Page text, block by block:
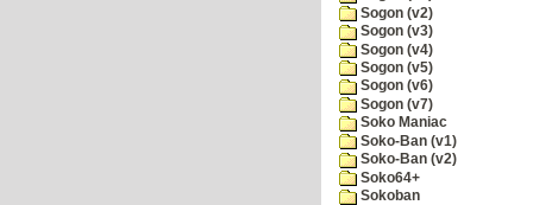
Sogon (v2)
Sogon (v3)
Sogon (v4)
Sogon (v5)
Sogon (v6)
Sogon (v7)
Soko Maniac
Soko-Ban (v1)
Soko-Ban (v2)
Soko64+
Sokoban